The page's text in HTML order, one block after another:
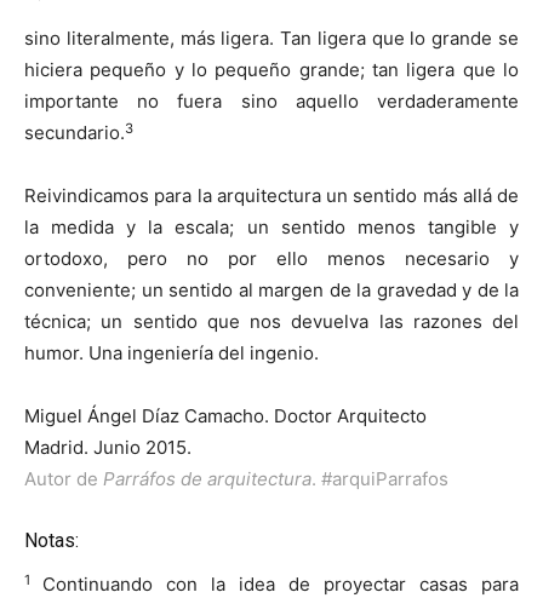
sino literalmente, más ligera. Tan ligera que lo grande se
hiciera pequeño y lo pequeño grande; tan ligera que lo
importante no fuera sino aquello verdaderamente
secundario.3
Reivindicamos para la arquitectura un sentido más allá de
la medida y la escala; un sentido menos tangible y
ortodoxo, pero no por ello menos necesario y
conveniente; un sentido al margen de la gravedad y de la
técnica; un sentido que nos devuelva las razones del
humor. Una ingeniería del ingenio.
Miguel Ángel Díaz Camacho. Doctor Arquitecto
Madrid. Junio 2015.
Autor de Parráfos de arquitectura. #arquiParrafos
Notas:
1 Continuando con la idea de proyectar casas para